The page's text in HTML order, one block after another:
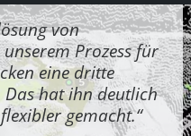
von
Prozess für
eine dritte
hat ihn deutlich
gemacht.“